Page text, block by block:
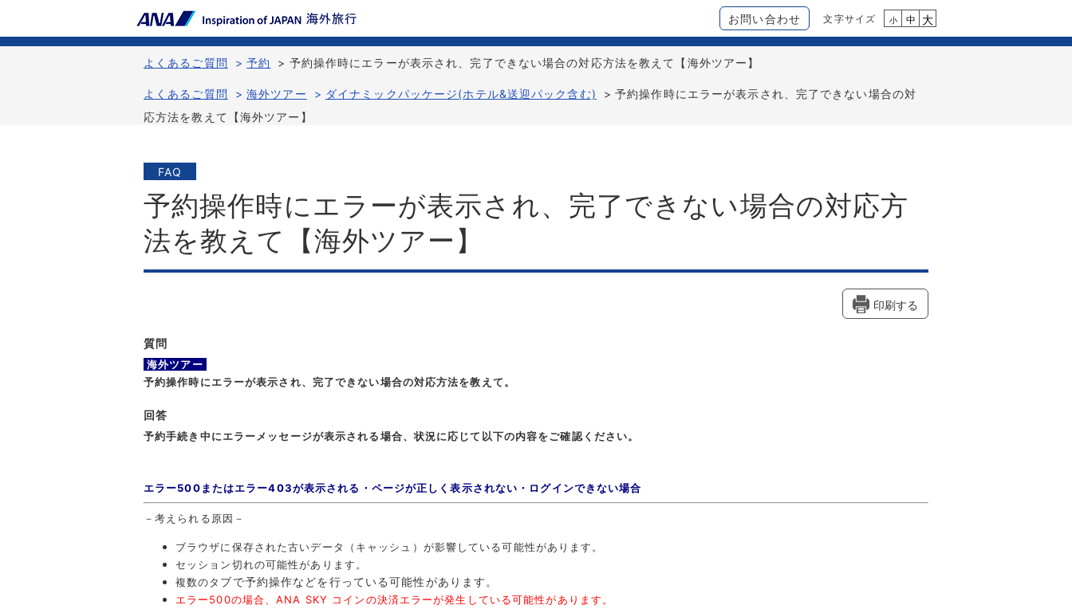
お問い合わせ 文字サイズ 小 中 大
よくあるご質問 > 予約 > 予約操作時にエラーが表示され、完了できない場合の対応方法を教えて【海外ツアー】
よくあるご質問 > 海外ツアー > ダイナミックパッケージ(ホテル&送迎パック含む) > 予約操作時にエラーが表示され、完了できない場合の対
応方法を教えて【海外ツアー】
FAQ
予約操作時にエラーが表示され、完了できない場合の対応方
法を教えて【海外ツアー】
印刷する
質問
海外ツアー
予約操作時にエラーが表示され、完了できない場合の対応方法を教えて。
回答
予約手続き中にエラーメッセージが表示される場合、状況に応じて以下の内容をご確認ください。
エラー500またはエラー403が表示される・ページが正しく表示されない・ログインできない場合
－考えられる原因－
ブラウザに保存された古いデータ（キャッシュ）が影響している可能性があります。
セッション切れの可能性があります。
複数のタ ブで予約操作などを行っている可能性があります。
エラー500の場合、ANA SKY コインの決済エラーが発生している可能性があります。